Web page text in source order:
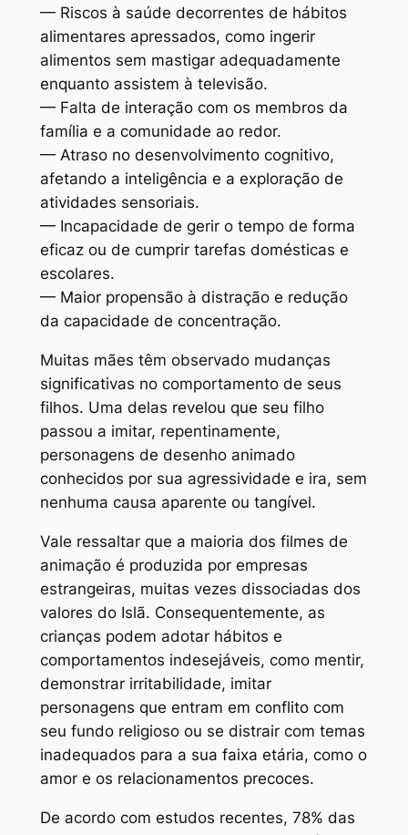
— Riscos à saúde decorrentes de hábitos
alimentares apressados, como ingerir
alimentos sem mastigar adequadamente
enquanto assistem à televisão.
— Falta de interação com os membros da
família e a comunidade ao redor.
— Atraso no desenvolvimento cognitivo,
afetando a inteligência e a exploração de
atividades sensoriais.
— Incapacidade de gerir o tempo de forma
eficaz ou de cumprir tarefas domésticas e
escolares.
— Maior propensão à distração e redução
da capacidade de concentração.
Muitas mães têm observado mudanças
significativas no comportamento de seus
filhos. Uma delas revelou que seu filho
passou a imitar, repentinamente,
personagens de desenho animado
conhecidos por sua agressividade e ira, sem
nenhuma causa aparente ou tangível.
Vale ressaltar que a maioria dos filmes de
animação é produzida por empresas
estrangeiras, muitas vezes dissociadas dos
valores do Islã. Consequentemente, as
crianças podem adotar hábitos e
comportamentos indesejáveis, como mentir,
demonstrar irritabilidade, imitar
personagens que entram em conflito com
seu fundo religioso ou se distrair com temas
inadequados para a sua faixa etária, como o
amor e os relacionamentos precoces.
De acordo com estudos recentes, 78% das